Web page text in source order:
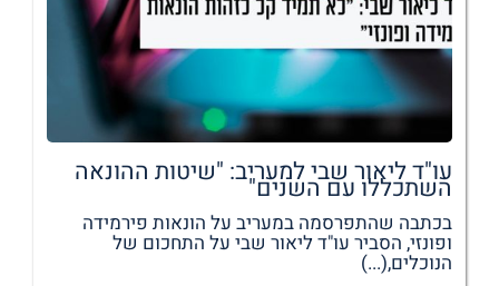
עו"ד ליאור שבי למעריב: "שיטות ההונאה
השתכללו עם השנים"
בכתבה שהתפרסמה במעריב על הונאות פירמידה
ופונזי, הסביר עו"ד ליאור שבי על התחכום של
הנוכלים,(...)